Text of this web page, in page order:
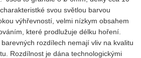
svou světlou barvou
výhřevností, velmi nízkym obsahem
které prodlužuje délku hoření.
rozdílech nemají vliv na kvalitu
Rozdílnost je dána technologickými